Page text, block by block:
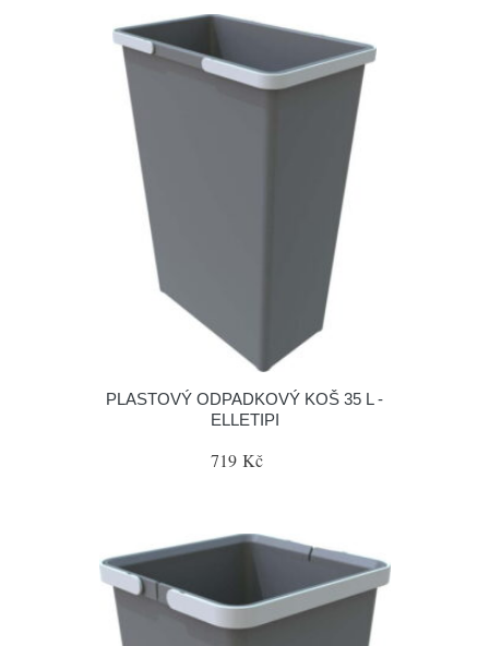
PLASTOVÝ ODPADKOVÝ KOŠ 35 L -
ELLETIPI
719 Kč